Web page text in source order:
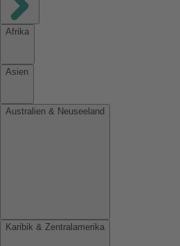
Afrika
Asien
Australien & Neuseeland
Karibik & Zentralamerika